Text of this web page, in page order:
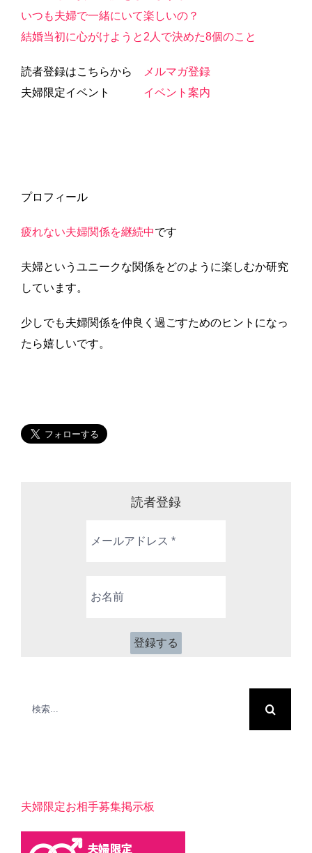
いつも夫婦で一緒にいて楽しいの？
結婚当初に心がけようと2人で決めた8個のこと
読者登録はこちらから
メルマガ登録
夫婦限定イベント イベント案内
プロフィール
疲れない夫婦関係を継続中です
夫婦というユニークな関係をどのように楽しむか研究
しています。
少しでも夫婦関係を仲良く過ごすためのヒントになっ
たら嬉しいです。
読者登録
ー
*
夫婦限定お相手募集掲示板